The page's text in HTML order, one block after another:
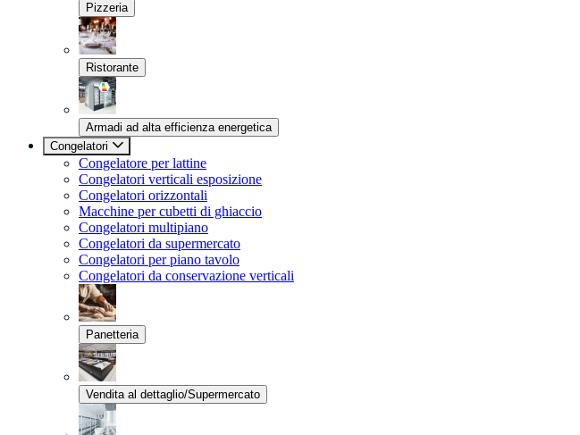
Pizzeria
Ristorante
Armadi ad alta efficienza energetica
Congelatori
Congelatore per lattine
Congelatori verticali esposizione
Congelatori orizzontali
Macchine per cubetti di ghiaccio
Congelatori multipiano
Congelatori da supermercato
Congelatori per piano tavolo
Congelatori da conservazione verticali
Panetteria
Vendita al dettaglio/Supermercato